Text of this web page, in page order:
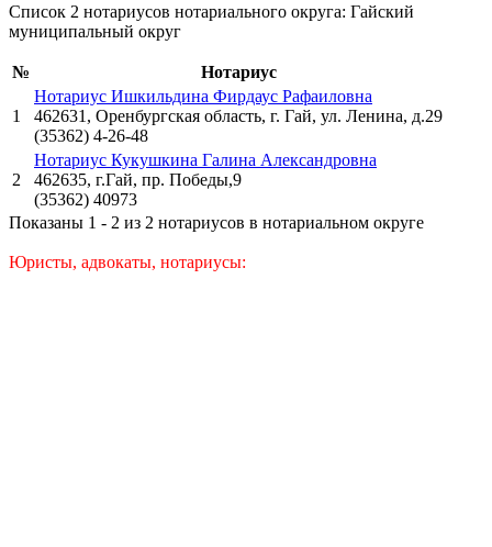
Список 2 нотариусов нотариального округа: Гайский
муниципальный округ
№ Нотариус
1
Нотариус Ишкильдина Фирдаус Рафаиловна
462631, Оренбургская область, г. Гай, ул. Ленина, д.29
(35362) 4-26-48
2
Нотариус Кукушкина Галина Александровна
462635, г.Гай, пр. Победы,9
(35362) 40973
Показаны 1 - 2 из 2 нотариусов в нотариальном округе
Юристы, адвокаты, нотариусы: